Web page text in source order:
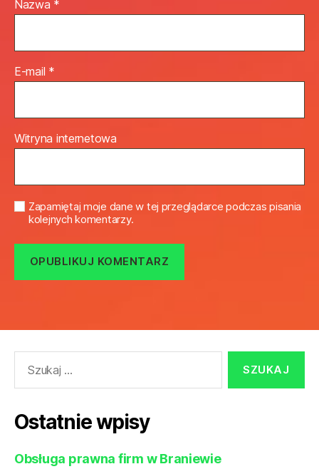
Nazwa *
E-mail *
Witryna internetowa
Zapamiętaj moje dane w tej przeglądarce podczas pisania
kolejnych komentarzy.
Ostatnie wpisy
Obsługa prawna firm w Braniewie